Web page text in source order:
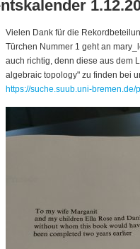
Vielen Dank für die
Türchen Nummer 1 geht an
auch richtig, denn diese aus dem
algebraic topology" zu finden bei
https://suche.suub.uni-bremen.de/